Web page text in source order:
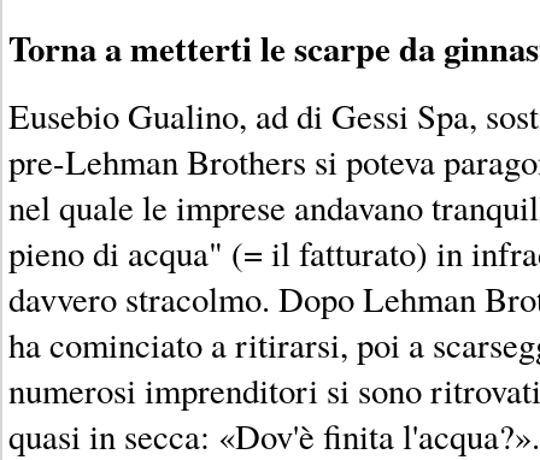
Torna a metterti le scarpe da
Eusebio Gualino, ad di Gessi Spa,
pre-Lehman Brothers si poteva
nel quale le imprese andavano
pieno di acqua" (= il fatturato) in
davvero stracolmo. Dopo Lehman
ha cominciato a ritirarsi, poi a
numerosi imprenditori si sono
quasi in secca: «Dov'è finita l'acqua?».